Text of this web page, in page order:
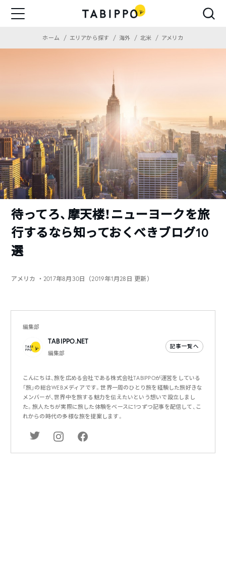
ホーム エリアから探す 海外 北米 アメリカ
待ってろ、摩天楼！ニューヨークを旅
行するなら知っておくべきブログ10
選
アメリカ ・2017年8月30日（2019年1月28日 更新）
編集部
TABIPPO.NET
編集部
記事一覧へ
こんにちは、旅を広める会社である株式会社TABIPPOが運営をしている
「旅」の総合WEBメディアです。世界一周のひとり旅を経験した旅好きな
メンバーが、世界中を旅する魅力を伝えたいという想いで設立しまし
た。旅人たちが実際に旅した体験をベースに1つずつ記事を配信して、こ
れからの時代の多様な旅を提案します。